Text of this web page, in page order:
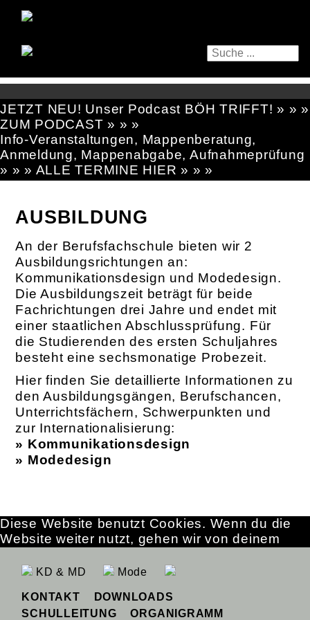
JETZT NEU! Unser Podcast BÖH TRIFFT! » » »
ZUM PODCAST » » »
Info-Veranstaltungen, Mappenberatung,
Anmeldung, Mappenabgabe, Aufnahmeprüfung
» » » ALLE TERMINE HIER » » »
AUSBILDUNG
An der Berufsfachschule bieten wir 2
Ausbildungsrichtungen an:
Kommunikationsdesign und Modedesign.
Die Ausbildungszeit beträgt für beide
Fachrichtungen drei Jahre und endet mit
einer staatlichen Abschlussprüfung. Für
die Studierenden des ersten Schuljahres
besteht eine sechsmonatige Probezeit.
Hier finden Sie detaillierte Informationen zu
den Ausbildungsgängen, Berufschancen,
Unterrichtsfächern, Schwerpunkten und
zur Internationalisierung:
» Kommunikationsdesign
» Modedesign
KD & MD Mode
KONTAKT
DOWNLOADS
SCHULLEITUNG
ORGANIGRAMM
Diese Website benutzt Cookies. Wenn du die
Website weiter nutzt, gehen wir von deinem